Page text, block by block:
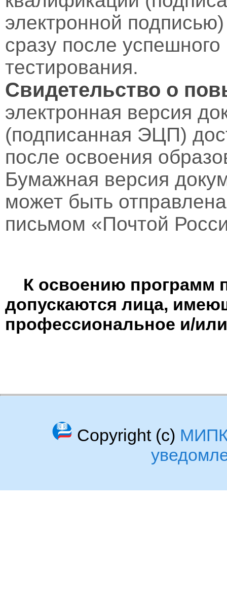
электронной
сразу после
тестирования.
Свидетельство о
электронная версия
(подписанная ЭЦП)
после освоения
Бумажная версия
может быть
письмом «Почтой
К освоению программ
допускаются лица,
профессиональное и/
Copyright (c)